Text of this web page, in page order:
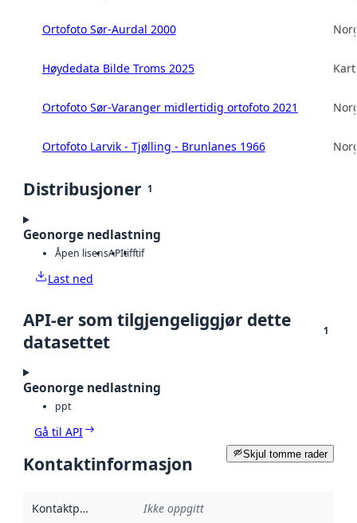
Ortofoto Sør-Aurdal 2000
Høydedata Bilde Troms 2025
Ortofoto Sør-Varanger midlertidig ortofoto 2021
Ortofoto Larvik - Tjølling - Brunlanes 1966
Distribusjoner 1
Geonorge nedlastning
Åpen lisensAPItifftif
Last ned
API-er som tilgjengeliggjør dette
datasettet
1
Geonorge nedlastning
ppt
Gå til API
Skjul tomme rader
Kontaktinformasjon
Kontaktpunkt Ikke oppgitt